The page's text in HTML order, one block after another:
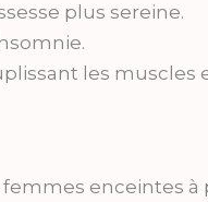
plus sereine.
les muscles
enceintes à